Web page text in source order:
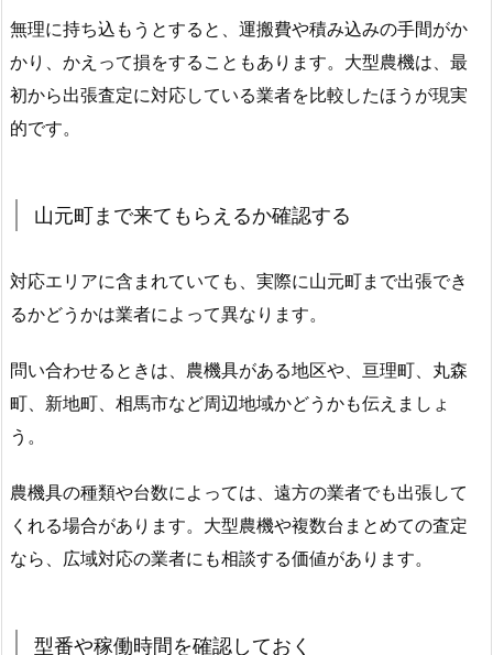
無理に持ち込もうとすると、運搬費や積み込みの手間がか
かり、かえって損をすることもあります。大型農機は、最
初から出張査定に対応している業者を比較したほうが現実
的です。
山元町まで来てもらえるか確認する
対応エリアに含まれていても、実際に山元町まで出張でき
るかどうかは業者によって異なります。
問い合わせるときは、農機具がある地区や、亘理町、丸森
町、新地町、相馬市など周辺地域かどうかも伝えましょ
う。
農機具の種類や台数によっては、遠方の業者でも出張して
くれる場合があります。大型農機や複数台まとめての査定
なら、広域対応の業者にも相談する価値があります。
型番や稼働時間を確認しておく